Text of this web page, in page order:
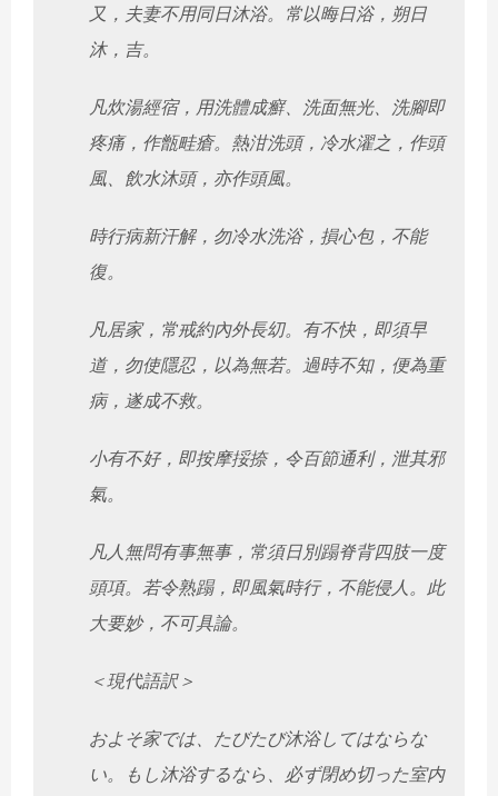
又，夫妻不用同日沐浴。常以晦日浴，朔日
沐，吉。
凡炊湯經宿，用洗體成癬、洗面無光、洗腳即
疼痛，作甑畦瘡。 熱泔洗頭，冷水濯之，作頭
風、飲水沐頭，亦作頭風。
時行病新汗解，勿冷水洗浴，損心包，不能
復。
凡居家，常戒約內外長㓜。有不快，即須早
道，勿使隱忍， 以為無若。過時不知，便為重
病，遂成不救。
小有不好，即按摩挼捺，令百節通利，泄其邪
氣。
凡人無問有事無事，常須日別蹋脊背四肢一度
頭項。若令熟蹋， 即風氣時行，不能侵人。此
大要妙，不可具論。
＜現代語訳＞
およそ家では、たびたび沐浴してはならな
い。もし沐浴するなら、 必ず閉め切った室内